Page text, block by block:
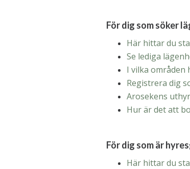
För dig som söker
Här hittar du
Se lediga
I vilka områden
Registrera dig
Arosekens
Hur är det att
För dig som är
Här hittar du